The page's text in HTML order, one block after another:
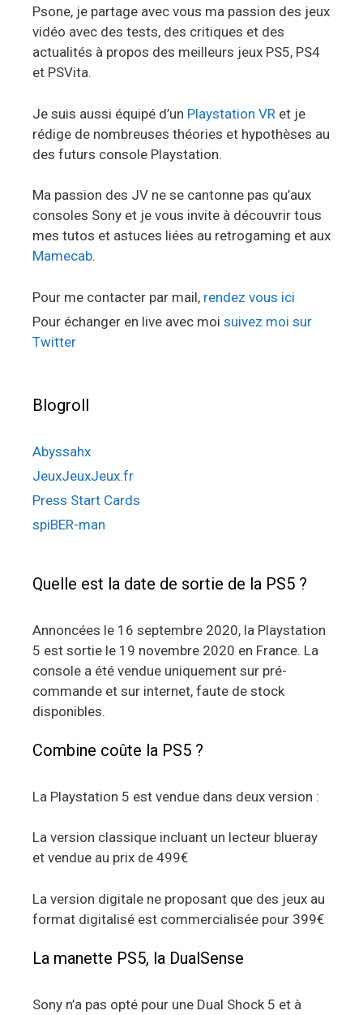
Psone, je partage avec vous ma passion des jeux
vidéo avec des tests, des critiques et des
actualités à propos des meilleurs jeux PS5, PS4
et PSVita.
Je suis aussi équipé d’un Playstation VR et je
rédige de nombreuses théories et hypothèses au
des futurs console Playstation.
Ma passion des JV ne se cantonne pas qu’aux
consoles Sony et je vous invite à découvrir tous
mes tutos et astuces liées au retrogaming et aux
Mamecab.
Pour me contacter par mail, rendez vous ici
Pour échanger en live avec moi suivez moi sur
Twitter
Blogroll
Abyssahx
JeuxJeuxJeux.fr
Press Start Cards
spiBER-man
Quelle est la date de sortie de la PS5 ?
Annoncées le 16 septembre 2020, la Playstation
5 est sortie le 19 novembre 2020 en France. La
console a été vendue uniquement sur pré-
commande et sur internet, faute de stock
disponibles.
Combine coûte la PS5 ?
La Playstation 5 est vendue dans deux version :
La version classique incluant un lecteur blueray
et vendue au prix de 499€
La version digitale ne proposant que des jeux au
format digitalisé est commercialisée pour 399€
La manette PS5, la DualSense
Sony n’a pas opté pour une Dual Shock 5 et à